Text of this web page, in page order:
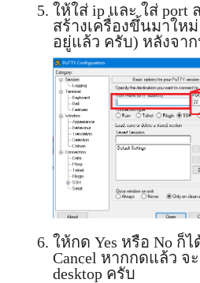
ให้ใส่ ip และ ใส่ port
สร้างเครื่องขึ้นมาใหม่
อยู่แล้ว ครับ) หลังจา
ให้กด Yes หรือ No ก็
Cancel หากกดแล้ว จ
desktop ครับ